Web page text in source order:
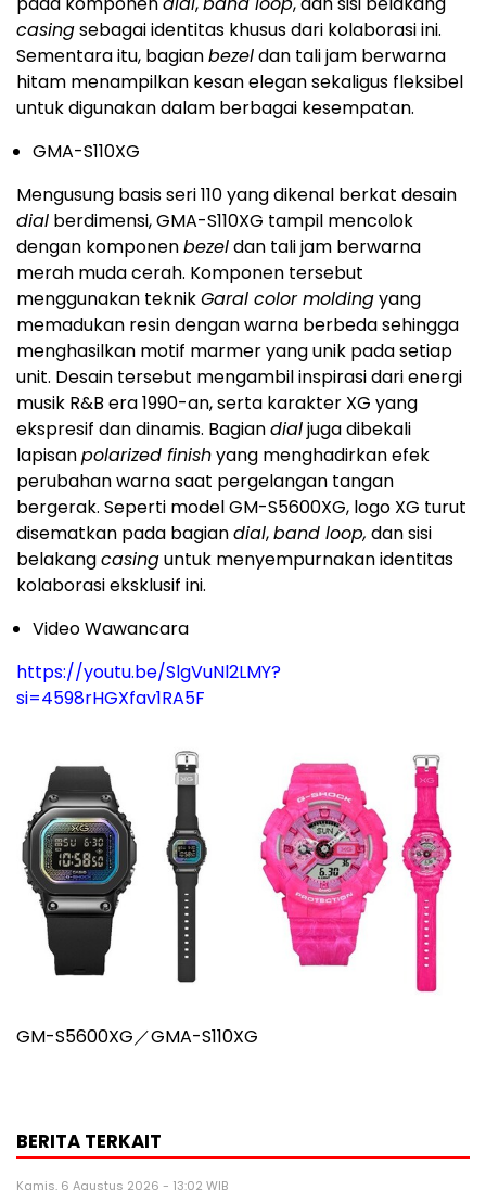
casingsebagai identitas khusus dari kolaborasi ini.
Sementara itu, bagianbezeldan tali jam berwarna
hitam menampilkan kesan elegan sekaligus fleksibel
untuk digunakan dalam berbagai kesempatan.
GMA-S110XG
Mengusung basis seri 110 yang dikenal berkat desain
dial berdimensi, GMA-S110XG tampil mencolok
dengan komponenbezeldan tali jam berwarna
merah muda cerah. Komponen tersebut
menggunakan teknikGaral color moldingyang
memadukan resin dengan warna berbeda sehingga
menghasilkan motif marmer yang unik pada setiap
unit. Desain tersebut mengambil inspirasi dari energi
musik R&B era 1990-an, serta karakter XG yang
ekspresif dan dinamis. Bagiandialjuga dibekali
lapisanpolarized finishyang menghadirkan efek
perubahan warna saat pergelangan tangan
bergerak. Seperti model GM-S5600XG, logo XG turut
disematkan pada bagiandial,band loop, dan sisi
belakangcasinguntuk menyempurnakan identitas
kolaborasi eksklusif ini.
Video Wawancara
https://youtu.be/SlgVuNl2LMY?
si=4598rHGXfav1RA5F
GM-S5600XG／GMA-S110XG
BERITA TERKAIT
Kamis, 6 Agustus 2026 - 13:02 WIB